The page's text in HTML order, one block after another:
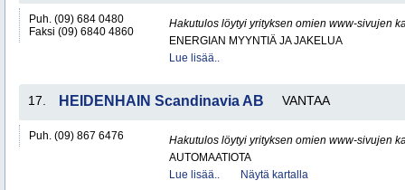
Puh. (09) 684 0480
Faksi (09) 6840 4860
Hakutulos löytyi yrityksen omien www-sivujen
ENERGIAN MYYNTIÄ JA JAKELUA
Lue lisää..
17. HEIDENHAIN Scandinavia AB VANTAA
Puh. (09) 867 6476
Hakutulos löytyi yrityksen omien www-sivujen
AUTOMAATIOTA
Lue lisää..
Näytä kartalla